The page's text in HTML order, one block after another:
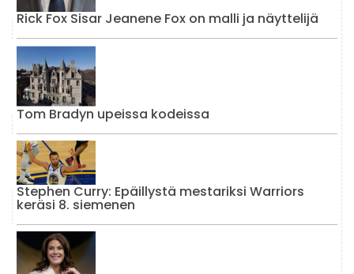
Rick Fox Sisar Jeanene Fox on malli ja näyttelijä
Tom Bradyn upeissa kodeissa
Stephen Curry: Epäillystä mestariksi Warriors
keräsi 8. siemenen